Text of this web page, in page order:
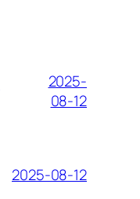
2025-
08-12
2025-08-12